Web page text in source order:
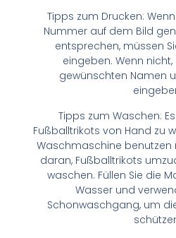
Tipps zum Drucken:
Nummer auf dem Bild
entsprechen, müssen
eingeben. Wenn nicht,
gewünschten Namen
Tipps zum Waschen:
Fußballtrikots von Hand zu
Waschmaschine benutzen
daran, Fußballtrikots
waschen. Füllen Sie die
Wasser und
Schonwaschgang, um